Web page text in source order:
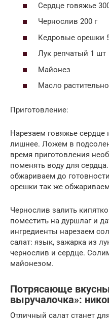
Сердце говяжье
Чернослив 200 г
Кедровые орешки
Лук репчатый 1 шт
Майонез
Масло
Приготовление:
Нарезаем говяжье сердце
лишнее. Ложем в
время приготовления
поменять воду для
обжариваем до
орешки так же
Чернослив залить
поместить на дуршлаг и
ингредиенты нарезаем
салат: язык, зажарка из
чернослив и сердце.
майонезом.
Потрясающе
выручалочка»:
Отличный салат станет